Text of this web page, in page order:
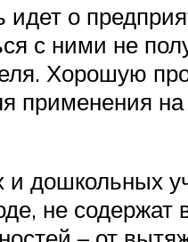
идет о
с ними не
Хорошую
применения
дошкольных
не